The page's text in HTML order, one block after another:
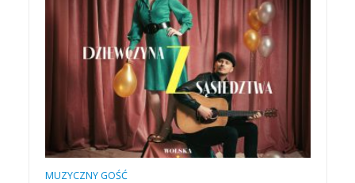
MUZYCZNY GOŚĆ